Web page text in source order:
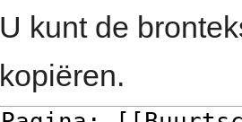
U kunt de
kopiëren.